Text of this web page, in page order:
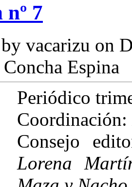
7
vacarizu on
Espina
Periódico
Coordinación:
Consejo
Lorena